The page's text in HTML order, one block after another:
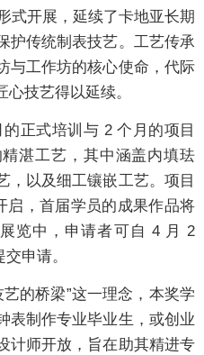
开展，延续了卡地亚长期
护传统制表技艺。工艺传承
与工作坊的核心使命，代际
技艺得以延续。
正式培训与 2 个月的项目
湛工艺，其中涵盖内填珐
，以及细工镶嵌工艺。项目
启，首届学员的成果作品将
览中，申请者可自 4 月 2
申请。
的桥梁”这一理念，本奖学
表制作专业毕业生，或创业
计师开放，旨在助其精进专